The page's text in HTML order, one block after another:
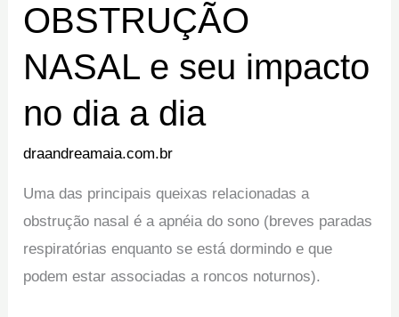
OBSTRUÇÃO
NASAL e seu impacto
no dia a dia
draandreamaia.com.br
Uma das principais queixas relacionadas a
obstrução nasal é a apnéia do sono (breves paradas
respiratórias enquanto se está dormindo e que
podem estar associadas a roncos noturnos).
OBSTRUÇÃO
NASAL
e
impacto
no
a
dia